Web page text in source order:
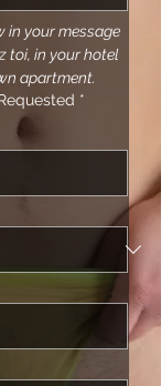
in your message
toi, in your hotel
apartment.
*